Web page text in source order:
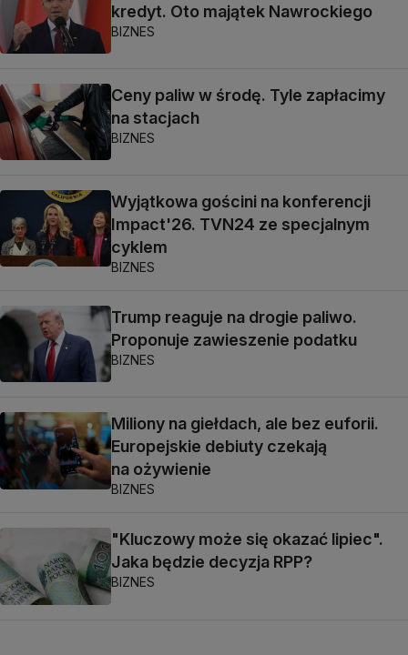
kredyt. Oto majątek Nawrockiego
BIZNES
Ceny paliw w środę. Tyle zapłacimy
na stacjach
BIZNES
Wyjątkowa gościni na konferencji
Impact'26. TVN24 ze specjalnym
cyklem
BIZNES
Trump reaguje na drogie paliwo.
Proponuje zawieszenie podatku
BIZNES
Miliony na giełdach, ale bez euforii.
Europejskie debiuty czekają
na ożywienie
BIZNES
"Kluczowy może się okazać lipiec".
Jaka będzie decyzja RPP?
BIZNES